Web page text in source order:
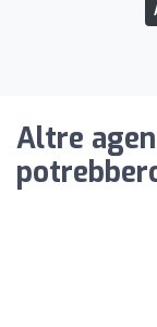
Altre